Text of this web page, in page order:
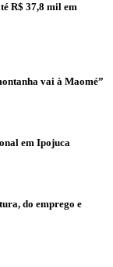
R$ 37,8 mil em
vai à Maomé”
em Ipojuca
do emprego e